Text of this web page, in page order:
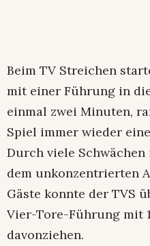
Beim TV Streichen
mit einer Führung in
einmal zwei Minuten,
Spiel immer wieder
Durch viele
dem unkonzentrierten
Gäste konnte der TVS
Vier-Tore-Führung mit
davonziehen.